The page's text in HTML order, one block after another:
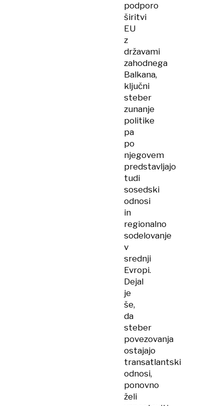
podporo
širitvi
EU
z
državami
zahodnega
Balkana,
ključni
steber
zunanje
politike
pa
po
njegovem
predstavljajo
tudi
sosedski
odnosi
in
regionalno
sodelovanje
v
srednji
Evropi.
Dejal
je
še,
da
steber
povezovanja
ostajajo
transatlantski
odnosi,
ponovno
želi